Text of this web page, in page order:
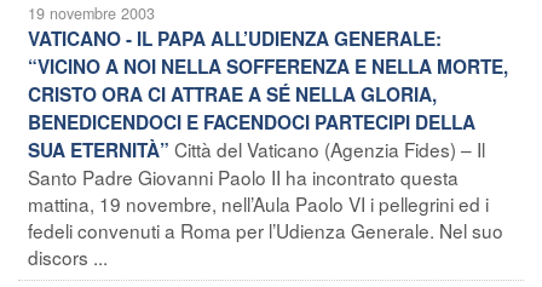
19 novembre 2003
VATICANO - IL PAPA ALL’UDIENZA GENERALE:
“VICINO A NOI NELLA SOFFERENZA E NELLA MORTE,
CRISTO ORA CI ATTRAE A SÉ NELLA GLORIA,
BENEDICENDOCI E FACENDOCI PARTECIPI DELLA
SUA ETERNITÀ” Città del Vaticano (Agenzia Fides) – Il
Santo Padre Giovanni Paolo II ha incontrato questa
mattina, 19 novembre, nell’Aula Paolo VI i pellegrini ed i
fedeli convenuti a Roma per l’Udienza Generale. Nel suo
discors ...